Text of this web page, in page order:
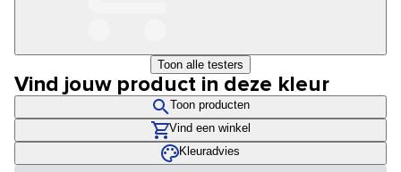
Toon alle testers
Vind jouw product in deze kleur
Toon producten
Vind een winkel
Kleuradvies